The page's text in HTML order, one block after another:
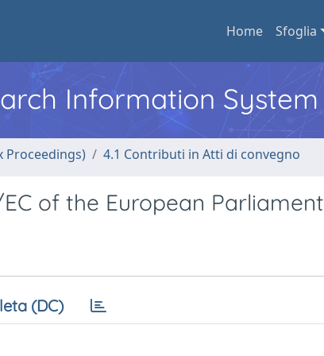
Home Sfoglia
Information System
Proceedings) 4.1 Contributi in Atti di convegno
of the European Parliament
(DC)